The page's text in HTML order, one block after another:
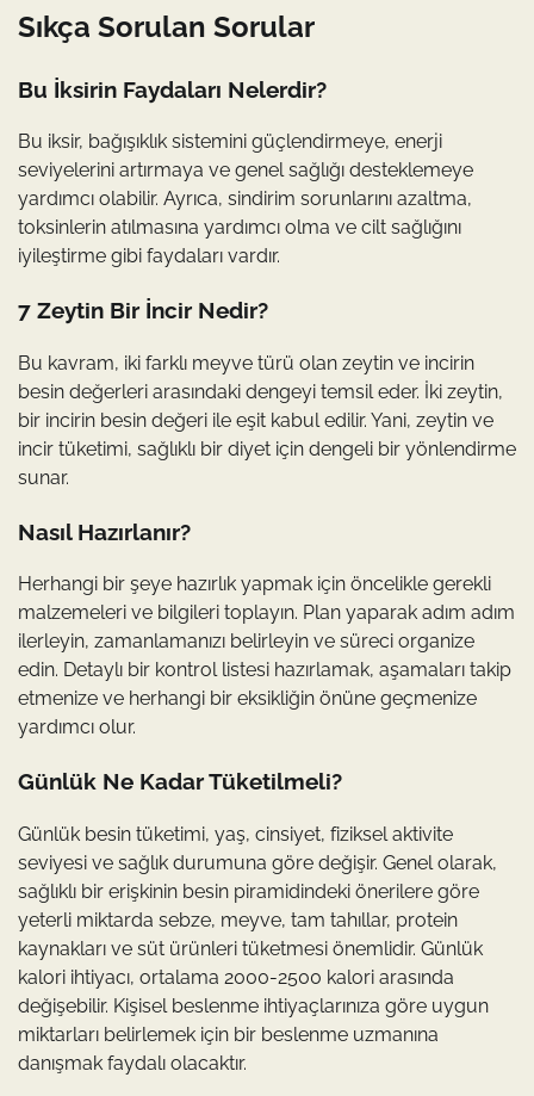
Sıkça Sorulan Sorular
Bu İksirin Faydaları Nelerdir?
Bu iksir, bağışıklık sistemini güçlendirmeye, enerji
seviyelerini artırmaya ve genel sağlığı desteklemeye
yardımcı olabilir. Ayrıca, sindirim sorunlarını azaltma,
toksinlerin atılmasına yardımcı olma ve cilt sağlığını
iyileştirme gibi faydaları vardır.
7 Zeytin Bir İncir Nedir?
Bu kavram, iki farklı meyve türü olan zeytin ve incirin
besin değerleri arasındaki dengeyi temsil eder. İki zeytin,
bir incirin besin değeri ile eşit kabul edilir. Yani, zeytin ve
incir tüketimi, sağlıklı bir diyet için dengeli bir yönlendirme
sunar.
Nasıl Hazırlanır?
Herhangi bir şeye hazırlık yapmak için öncelikle gerekli
malzemeleri ve bilgileri toplayın. Plan yaparak adım adım
ilerleyin, zamanlamanızı belirleyin ve süreci organize
edin. Detaylı bir kontrol listesi hazırlamak, aşamaları takip
etmenize ve herhangi bir eksikliğin önüne geçmenize
yardımcı olur.
Günlük Ne Kadar Tüketilmeli?
Günlük besin tüketimi, yaş, cinsiyet, fiziksel aktivite
seviyesi ve sağlık durumuna göre değişir. Genel olarak,
sağlıklı bir erişkinin besin piramidindeki önerilere göre
yeterli miktarda sebze, meyve, tam tahıllar, protein
kaynakları ve süt ürünleri tüketmesi önemlidir. Günlük
kalori ihtiyacı, ortalama 2000-2500 kalori arasında
değişebilir. Kişisel beslenme ihtiyaçlarınıza göre uygun
miktarları belirlemek için bir beslenme uzmanına
danışmak faydalı olacaktır.